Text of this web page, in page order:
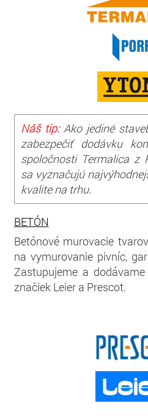
Náš tip: Ako jediné
zabezpečiť dodávku
spoločnosti Termalica z
sa vyznačujú
kvalite na trhu.
BETÓN
Betónové murovacie
na vymurovanie pivníc,
Zastupujeme a
značiek Leier a Prescot.